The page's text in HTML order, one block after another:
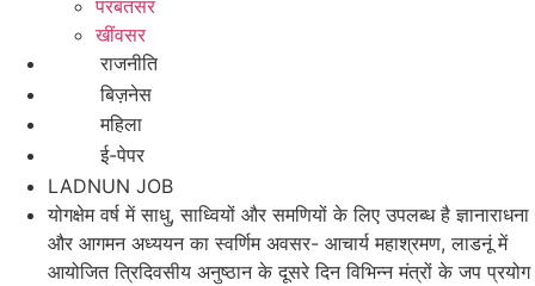
परबतसर
खींवसर
राजनीति
बिज़नेस
महिला
ई-पेपर
LADNUN JOB
योगक्षेम वर्ष में साधु, साध्वियों और समणियों के लिए उपलब्ध है ज्ञानाराधना
और आगमन अध्ययन का स्वर्णिम अवसर- आचार्य महाश्रमण, लाडनूं में
आयोजित त्रिदिवसीय अनुष्ठान के दूसरे दिन विभिन्न मंत्रों के जप प्रयोग